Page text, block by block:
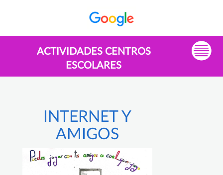
ACTIVIDADES CENTROS
ESCOLARES
INTERNET Y
AMIGOS